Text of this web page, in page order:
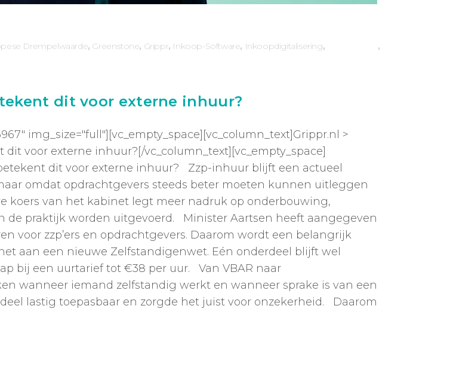
Drempelwaarde, Greenstone, Grippr, Inkoop-Software, Inkoopdigitalisering,
dit voor externe inhuur?
img_size="full"][vc_empty_space][vc_column_text]Grippr.nl >
voor externe inhuur?[/vc_column_text][vc_empty_space]
dit voor externe inhuur? Zzp-inhuur blijft een actueel
omdat opdrachtgevers steeds beter moeten kunnen uitleggen
koers van het kabinet legt meer nadruk op onderbouwing,
de praktijk worden uitgevoerd. Minister Aartsen heeft aangegeven
voor zzp’ers en opdrachtgevers. Daarom wordt een belangrijk
aan een nieuwe Zelfstandigenwet. Eén onderdeel blijft wel
bij een uurtarief tot €38 per uur. Van VBAR naar
wanneer iemand zelfstandig werkt en wanneer sprake is van een
lastig toepasbaar en zorgde het juist voor onzekerheid. Daarom